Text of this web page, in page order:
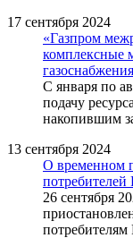
17 сентября 2024
«Газпром
комплексные
С января по
подачу
накопившим
13 сентября 2024
О временном
потребителей
26 сентября
потребителям